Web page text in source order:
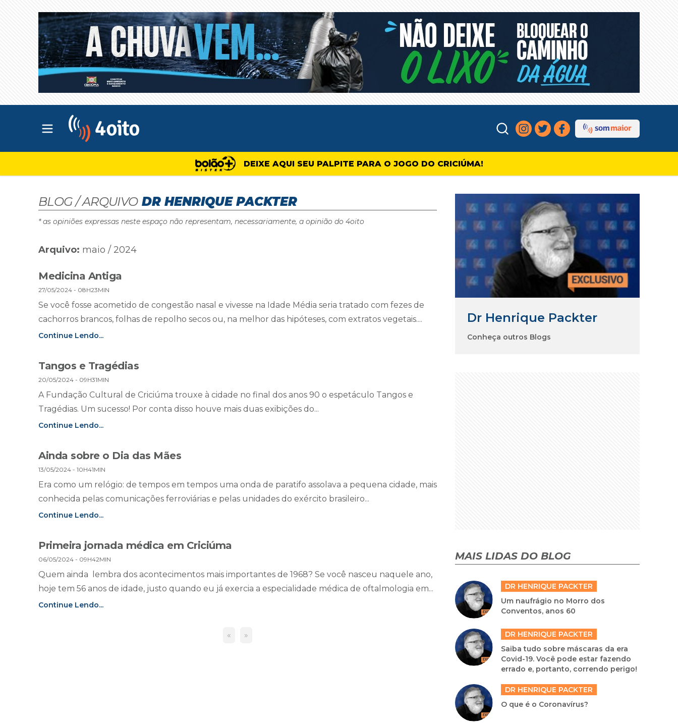
Abrir menu principal
DEIXE AQUI SEU PALPITE PARA O JOGO DO CRICIÚMA!
BLOG / ARQUIVO DR HENRIQUE PACKTER
* as opiniões expressas neste espaço não representam, necessariamente, a opinião do 4oito
Arquivo: maio / 2024
Medicina Antiga
27/05/2024 - 08H23MIN
Se você fosse acometido de congestão nasal e vivesse na Idade Média seria tratado com fezes de
cachorros brancos, folhas de repolho secos ou, na melhor das hipóteses, com extratos vegetais....
Continue Lendo...
Tangos e Tragédias
20/05/2024 - 09H31MIN
A Fundação Cultural de Criciúma trouxe à cidade no final dos anos 90 o espetáculo Tangos e
Tragédias. Um sucesso! Por conta disso houve mais duas exibições do...
Continue Lendo...
Ainda sobre o Dia das Mães
13/05/2024 - 10H41MIN
Era como um relógio: de tempos em tempos uma onda de paratifo assolava a pequena cidade, mais
conhecida pelas comunicações ferroviárias e pelas unidades do exército brasileiro...
Continue Lendo...
Primeira jornada médica em Criciúma
06/05/2024 - 09H42MIN
Quem ainda lembra dos acontecimentos mais importantes de 1968? Se você nasceu naquele ano,
hoje tem 56 anos de idade, justo quando eu já exercia a especialidade médica de oftalmologia em...
Continue Lendo...
« »
Dr Henrique Packter
Conheça outros Blogs
MAIS LIDAS DO BLOG
DR HENRIQUE PACKTER
Um naufrágio no Morro dos
Conventos, anos 60
DR HENRIQUE PACKTER
Saiba tudo sobre máscaras da era
Covid-19. Você pode estar fazendo
errado e, portanto, correndo perigo!
DR HENRIQUE PACKTER
O que é o Coronavírus?